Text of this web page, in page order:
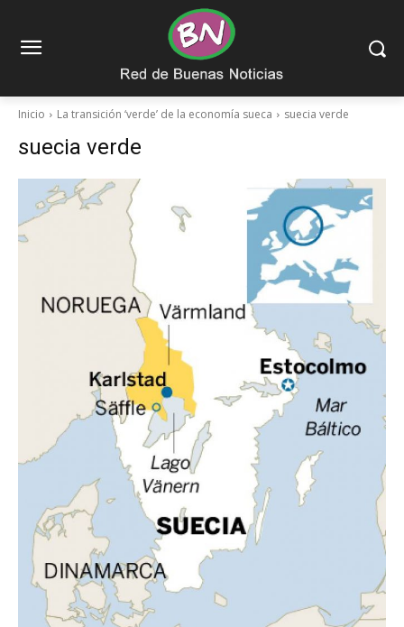
Inicio La transición ‘verde’ de la economía sueca suecia verde
suecia verde